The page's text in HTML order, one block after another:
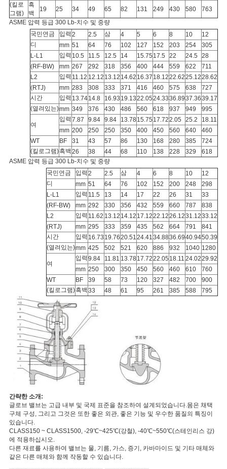
(킬로
그램)
흑
백
19 25 34 49 65 82 131 249 430 580
763
ASME 압력 등급 300 Lb-치수 및 중량
국민연금
입력 2 2.5 삼 4 5 6 8 10
12
디
mm 51 64 76 102 127 152 203 254
305
L-L1
입력 10.5 11.5 12.5 14 15.75 17.5 22 24.5
28
(RF-BW)
mm 267 292 318 356 400 444 559 622
711
L2
입력 11.12 12.12 13.12 14.62 16.37 18.1222.6225.1228.62
(RTJ)
mm 283 308 333 371 416 460 575 638
727
시간
입력 13.7414.8 16.93 19.1322.0524.3336.8937.3639.17
(열려있는)mm 349 376 430 486 560 618 937 949 995
여
입력 7.87 9.84 9.84 13.7815.75 17.722.05 25.2
18.11
mm 200 250 250 350 400 450 560 640
460
WT
BF 31 43 57 86 130 168 280 385
724
(킬로그램)흑백26 38 44 68 110 138 228 329
618
ASME 압력 등급 300 Lb-치수 및 중량
국민연금
입력 2 2.5 삼 4 6 8 10
12
디
mm 51 64 76 102 152 200 248
298
L-L1
입력 11.5 13 14 17 22 26 31
33
(RF-BW)
mm 292 330 356 432 559 660 787
838
L2
입력 11.62 13.12 14.12 17.1222.1226.1231.1233.12
(RTJ)
mm 295 333 359 435 562 664 791
841
시간
입력 16.73 19.7620.5124.4134.8836.6940.9450.39
(열려있는)mm 425 502 521 620 886 932 1040 1280
여
입력 9.84 11.81 13.7817.7222.05 18.11 24.0229.92
mm 250 300 350 450 560 460 610
760
WT
BF 39 58 73 120 327 482 700
900
(킬로그램)흑백33 48 61 95 261 385 588 795
간략한 소개:
글로브 밸브는 고급 내부 및 국제 표준을 참조하여 설계되었습니다.몸은 채택
구체 구성, 그리고 그것은 또한 좋은 외관, 좋은 기능 및 우수한 품질의 특징이
있습니다.
CLASS150 ~ CLASS1500, -29℃~425℃(강철), -40℃~550℃(스테인리스 강)
에 적용하십시오.
다른 재료를 사용하여 밸브는 물, 기름, 가스, 증기, 카바마이드 및 기타 매체와
같은 다른 매체와 함께 작동할 수 있습니다.